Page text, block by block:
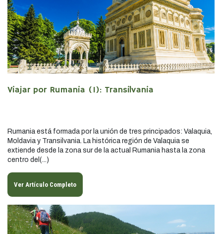
Viajar por Rumania (I): Transilvania
Rumania está formada por la unión de tres principados: Valaquia,
Moldavia y Transilvania. La histórica región de Valaquia se
extiende desde la zona sur de la actual Rumania hasta la zona
centro del(...)
Ver Artículo Completo